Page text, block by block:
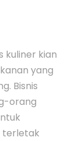
kuliner kian
yang
Bisnis
orang
terletak